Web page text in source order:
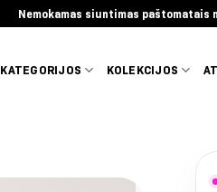
Nemokamas siuntimas paštomatais
KATEGORIJOS KOLEKCIJOS